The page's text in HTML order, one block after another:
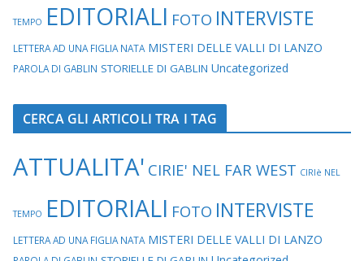
TEMPO EDITORIALI FOTO INTERVISTE
LETTERA AD UNA FIGLIA NATA MISTERI DELLE VALLI DI LANZO
PAROLA DI GABLIN STORIELLE DI GABLIN Uncategorized
CERCA GLI ARTICOLI TRA I TAG
ATTUALITA' CIRIE' NEL FAR WEST CIRIè NEL
TEMPO EDITORIALI FOTO INTERVISTE
LETTERA AD UNA FIGLIA NATA MISTERI DELLE VALLI DI LANZO